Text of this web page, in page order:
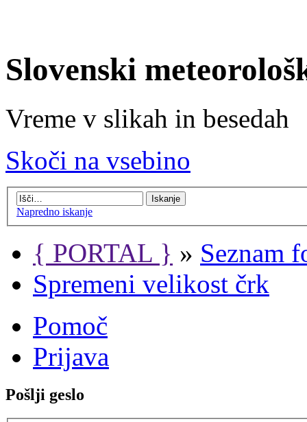
Slovenski
Vreme v slikah in besedah
Skoči na vsebino
Napredno iskanje
{ PORTAL } » Seznam
Spremeni velikost črk
Pomoč
Prijava
Pošlji geslo